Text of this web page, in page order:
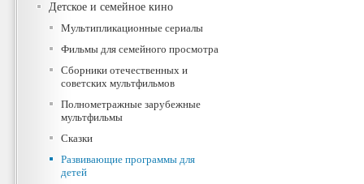
Детское и семейное кино
Мультипликационные сериалы
Фильмы для семейного просмотра
Сборники отечественных и
советских мультфильмов
Полнометражные зарубежные
мультфильмы
Сказки
Развивающие программы для
детей